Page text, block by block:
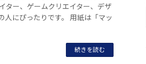
ター、ゲームクリエイター、デザ
人にぴったりです。 用紙は「マッ
続きを読む